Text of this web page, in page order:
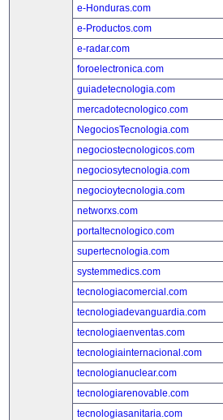
e-Honduras.com
e-Productos.com
e-radar.com
foroelectronica.com
guiadetecnologia.com
mercadotecnologico.com
NegociosTecnologia.com
negociostecnologicos.com
negociosytecnologia.com
negocioytecnologia.com
networxs.com
portaltecnologico.com
supertecnologia.com
systemmedics.com
tecnologiacomercial.com
tecnologiadevanguardia.com
tecnologiaenventas.com
tecnologiainternacional.com
tecnologianuclear.com
tecnologiarenovable.com
tecnologiasanitaria.com